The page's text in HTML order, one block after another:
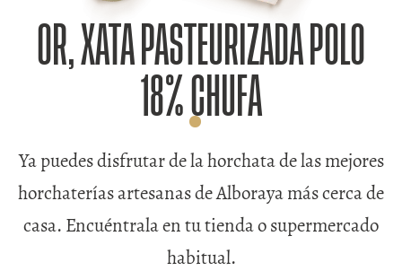
OR, XATA PASTEURIZADA POLO
18% CHUFA
Ya puedes disfrutar de la horchata de las mejores
horchaterías artesanas de Alboraya más cerca de
casa. Encuéntrala en tu tienda o supermercado
habitual.